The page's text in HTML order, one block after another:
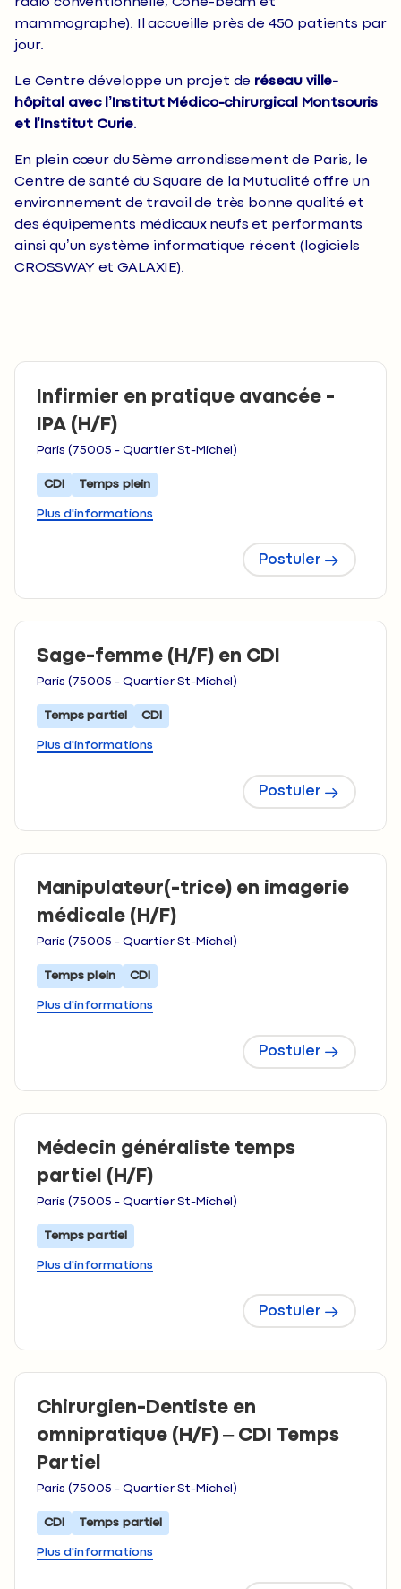
mammographe). Il accueille près de 450 patients par
jour.
Le Centre développe un projet de réseau ville-
hôpital avec l’Institut Médico-chirurgical Montsouris
et l’Institut Curie.
En plein cœur du 5ème arrondissement de Paris, le
Centre de santé du Square de la Mutualité offre un
environnement de travail de très bonne qualité et
des équipements médicaux neufs et performants
ainsi qu’un système informatique récent (logiciels
CROSSWAY et GALAXIE).
Infirmier en pratique avancée -
IPA (H/F)
Paris (75005 - Quartier St-Michel)
CDI Temps plein
Plus d'informations
Postuler
Sage-femme (H/F) en CDI
Paris (75005 - Quartier St-Michel)
Temps partiel CDI
Plus d'informations
Postuler
Manipulateur(-trice) en imagerie
médicale (H/F)
Paris (75005 - Quartier St-Michel)
Temps plein CDI
Plus d'informations
Postuler
Médecin généraliste temps
partiel (H/F)
Paris (75005 - Quartier St-Michel)
Temps partiel
Plus d'informations
Postuler
Chirurgien-Dentiste en
omnipratique (H/F) – CDI Temps
Partiel
Paris (75005 - Quartier St-Michel)
CDI Temps partiel
Plus d'informations